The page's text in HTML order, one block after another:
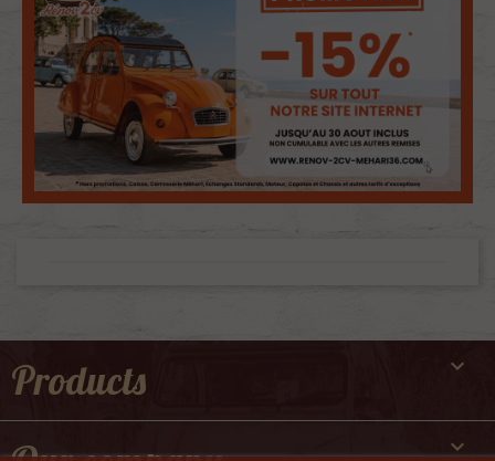
Products 
